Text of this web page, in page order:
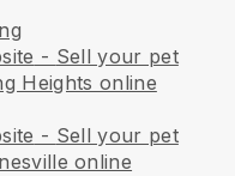
- Sell your pet
Heights online
- Sell your pet
online